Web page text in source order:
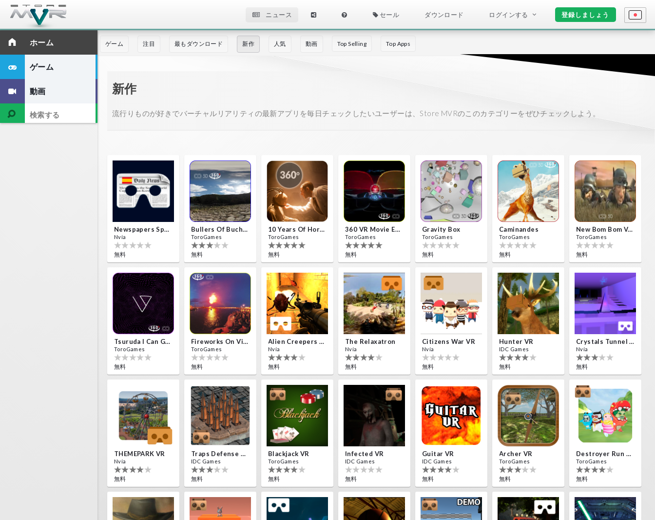
ニュース セール ダウンロード ログインする 登録しましょう
ホーム
ゲーム
動画
ゲーム 注目 最もダウンロード 新作 人気 動画 Top Selling Top Apps
新作
流行りものが好きでバーチャルリアリティの最新アプリを毎日チェックしたいユーザーは、Store MVRのこのカテゴリーをぜひチェックしよう。
Newspapers Spain VR
Nvía
無料
Bullers Of Buchan Aberdeen
ToroGames
無料
10 Years Of Horror Nights
ToroGames
無料
360 VR Movie Experience
ToroGames
無料
Gravity Box
ToroGames
無料
Caminandes
ToroGames
無料
New Bom Bom Vr SBS 2020
ToroGames
無料
Tsuruda I Can Get Really Crazy
ToroGames
無料
Fireworks On Victory Day
ToroGames
無料
Alien Creepers VR
Nvía
無料
The Relaxatron
Nvía
無料
Citizens War VR
Nvía
無料
Hunter VR
IDC Games
無料
Crystals Tunnel VR
Nvía
無料
THEMEPARK VR
Nvía
無料
Traps Defense VR
IDC Games
無料
Blackjack VR
ToroGames
無料
Infected VR
IDC Games
無料
Guitar VR
IDC Games
無料
Archer VR
ToroGames
無料
Destroyer Run VR
ToroGames
無料